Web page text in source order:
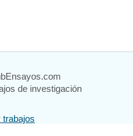
de investigación
trabajos